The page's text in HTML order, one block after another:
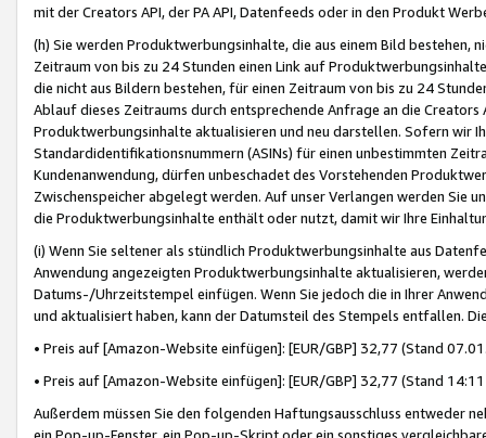
mit der Creators API, der PA API, Datenfeeds oder in den Produkt
(h) Sie werden Produktwerbungsinhalte, die aus einem Bild bestehen,
Zeitraum von bis zu 24 Stunden einen Link auf
die nicht aus Bildern bestehen, für einen Zeitraum von bis zu 24
Ablauf dieses Zeitraums durch entsprechende Anfrage an die
Produktwerbungsinhalte aktualisieren und neu darstellen. Sofern wir
Standardidentifikationsnummern (ASINs) für einen unbestimmten
Kundenanwendung, dürfen unbeschadet des Vorstehenden
Zwischenspeicher abgelegt werden. Auf unser Verlangen werden Sie
die Produktwerbungsinhalte enthält oder nutzt, damit wir Ihre
(i) Wenn Sie seltener als stündlich Produktwerbungsinhalte aus
Anwendung angezeigten Produktwerbungsinhalte aktualisieren,
Datums-/Uhrzeitstempel einfügen. Wenn Sie jedoch die in Ihrer
und aktualisiert haben, kann der Datumsteil des Stempels entfallen.
• Preis auf [Amazon-Website einfügen]: [EUR/GBP] 32,77 (Stand
• Preis auf [Amazon-Website einfügen]: [EUR/GBP] 32,77 (Stand
Außerdem müssen Sie den folgenden Haftungsausschluss entweder
ein Pop-up-Fenster, ein Pop-up-Skript oder ein sonstiges